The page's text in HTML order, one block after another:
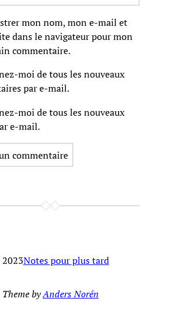
mon nom, mon e-mail et
dans le navigateur pour mon
commentaire.
moi de tous les nouveaux
par e-mail.
moi de tous les nouveaux
e-mail.
Notes pour plus tard
Theme byAnders Norén